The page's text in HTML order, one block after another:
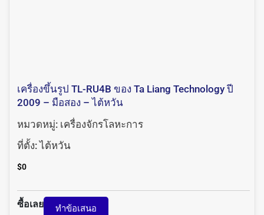
เครื่องขึ้นรูป TL-RU4B ของ Ta Liang Technology ปี
2009 – มือสอง – ไต้หวัน
หมวดหมู่: เครื่องจักรโลหะการ
ที่ตั้ง:ไต้หวัน
$0
ซื้อเลย ทำข้อเสนอ